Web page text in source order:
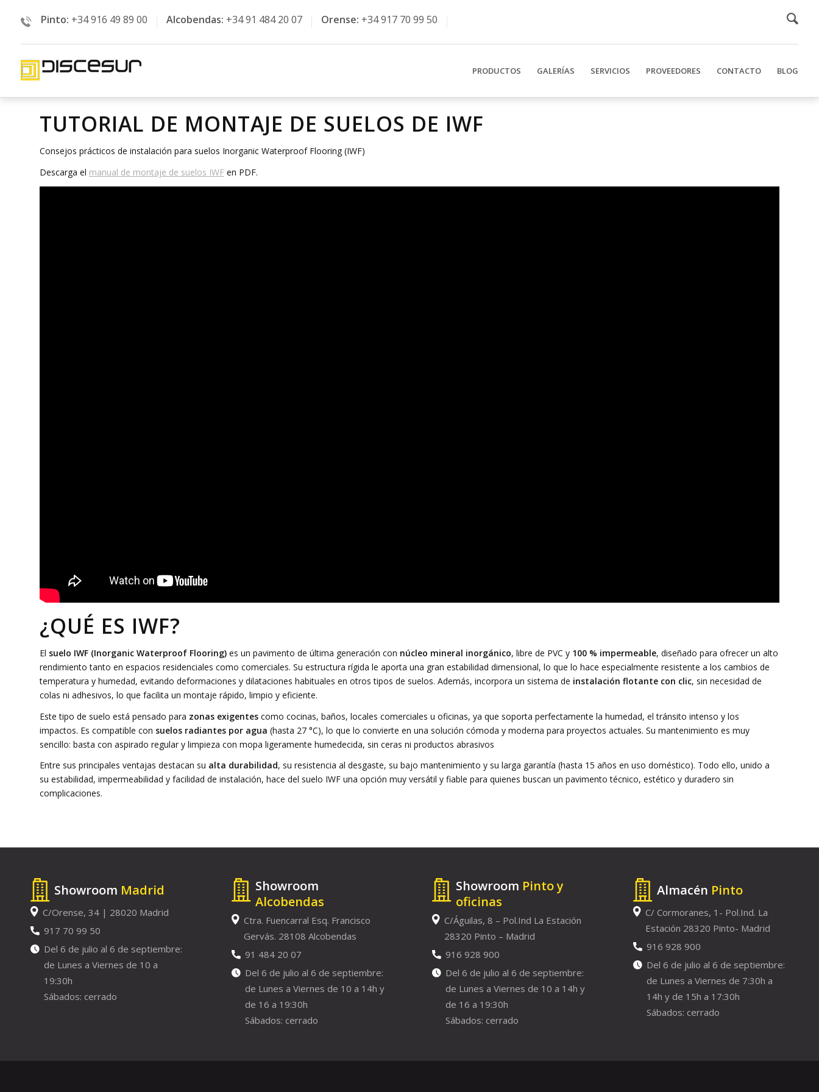
Pinto: +34 916 49 89 00 Alcobendas: +34 91 484 20 07 Orense: +34 917 70 99 50
PRODUCTOS GALERÍAS SERVICIOS PROVEEDORES CONTACTO BLOG
TUTORIAL DE MONTAJE DE SUELOS DE IWF
Consejos prácticos de instalación para suelos Inorganic Waterproof Flooring (IWF)
Descarga el manual de montaje de suelos IWF en PDF.
¿QUÉ ES IWF?
El suelo IWF (Inorganic Waterproof Flooring) es un pavimento de última generación con núcleo mineral inorgánico, libre de PVC y 100 % impermeable, diseñado para ofrecer un alto
rendimiento tanto en espacios residenciales como comerciales. Su estructura rígida le aporta una gran estabilidad dimensional, lo que lo hace especialmente resistente a los cambios de
temperatura y humedad, evitando deformaciones y dilataciones habituales en otros tipos de suelos. Además, incorpora un sistema de instalación flotante con clic, sin necesidad de
colas ni adhesivos, lo que facilita un montaje rápido, limpio y eficiente.
Este tipo de suelo está pensado para zonas exigentes como cocinas, baños, locales comerciales u oficinas, ya que soporta perfectamente la humedad, el tránsito intenso y los
impactos. Es compatible con suelos radiantes por agua (hasta 27 °C), lo que lo convierte en una solución cómoda y moderna para proyectos actuales. Su mantenimiento es muy
sencillo: basta con aspirado regular y limpieza con mopa ligeramente humedecida, sin ceras ni productos abrasivos
Entre sus principales ventajas destacan su alta durabilidad, su resistencia al desgaste, su bajo mantenimiento y su larga garantía (hasta 15 años en uso doméstico). Todo ello, unido a
su estabilidad, impermeabilidad y facilidad de instalación, hace del suelo IWF una opción muy versátil y fiable para quienes buscan un pavimento técnico, estético y duradero sin
complicaciones.
Showroom Madrid
C/Orense, 34 | 28020 Madrid
917 70 99 50
Del 6 de julio al 6 de septiembre:
de Lunes a Viernes de 10 a
19:30h
Sábados: cerrado
Showroom
Alcobendas
Ctra. Fuencarral Esq. Francisco
Gervás. 28108 Alcobendas
91 484 20 07
Del 6 de julio al 6 de septiembre:
de Lunes a Viernes de 10 a 14h y
de 16 a 19:30h
Sábados: cerrado
Showroom Pinto y
oficinas
C/Águilas, 8 – Pol.Ind La Estación
28320 Pinto – Madrid
916 928 900
Del 6 de julio al 6 de septiembre:
de Lunes a Viernes de 10 a 14h y
de 16 a 19:30h
Sábados: cerrado
Almacén Pinto
C/ Cormoranes, 1- Pol.Ind. La
Estación 28320 Pinto- Madrid
916 928 900
Del 6 de julio al 6 de septiembre:
de Lunes a Viernes de 7:30h a
14h y de 15h a 17:30h
Sábados: cerrado